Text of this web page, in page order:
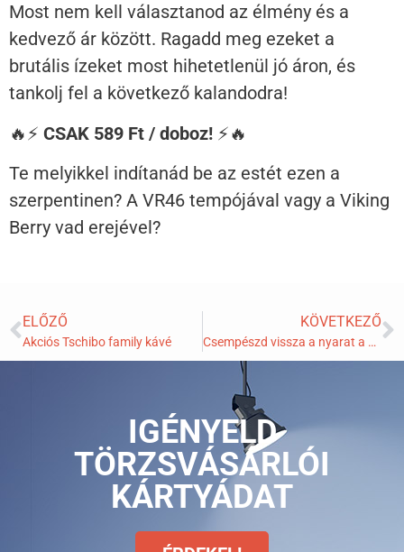
Most nem kell választanod az élmény és a
kedvező ár között. Ragadd meg ezeket a
brutális ízeket most hihetetlenül jó áron, és
tankolj fel a következő kalandodra!
🔥⚡ CSAK 589 Ft / doboz! ⚡🔥
Te melyikkel indítanád be az estét ezen a
szerpentinen? A VR46 tempójával vagy a Viking
Berry vad erejével?
ELŐZŐ
Akciós Tschibo family kávé
KÖVETKEZŐ
Csempészd vissza a nyarat a mindennapokba: Itt a HELL NEW GEN Melon-Prickly Pear!
IGÉNYELD
TÖRZSVÁSÁRLÓI
KÁRTYÁDAT